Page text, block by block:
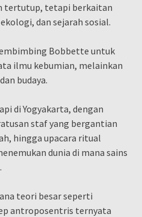
tertutup, tetapi berkaitan
dan sejarah sosial.
Bobbette untuk
ilmu kebumian, melainkan
budaya.
di Yogyakarta, dengan
staf yang bergantian
hingga upacara ritual
dunia di mana sains
teori besar seperti
antroposentris ternyata